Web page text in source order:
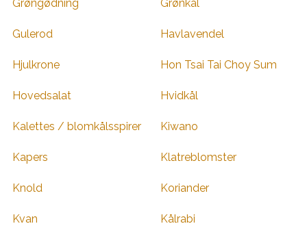
Grøngødning Grønkål
Gulerod Havlavendel
Hjulkrone Hon Tsai Tai Choy Sum
Hovedsalat Hvidkål
Kalettes / blomkålsspirer Kiwano
Kapers Klatreblomster
Knold Koriander
Kvan Kålrabi